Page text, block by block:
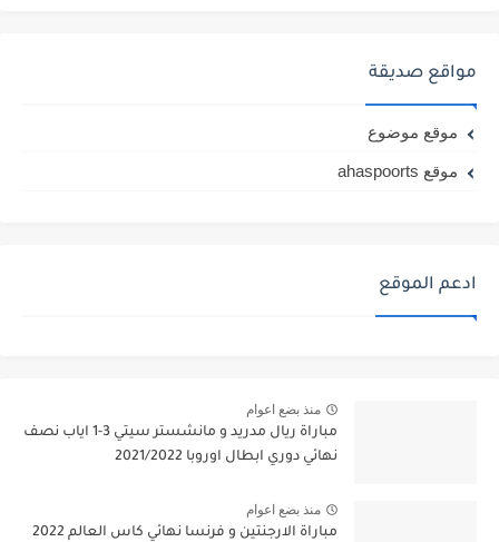
مواقع صديقة
موقع موضوع
موقع ahaspoorts
ادعم الموقع
منذ بضع اعوام
مباراة ريال مدريد و مانشستر سيتي 3-1 اياب نصف
نهائي دوري ابطال اوروبا 2021/2022
منذ بضع اعوام
مباراة الارجنتين و فرنسا نهائي كاس العالم 2022